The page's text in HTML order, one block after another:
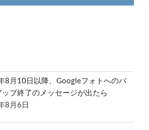
8月10日以降、Googleフォトへのバ
ップ終了のメッセージが出たら
8月6日